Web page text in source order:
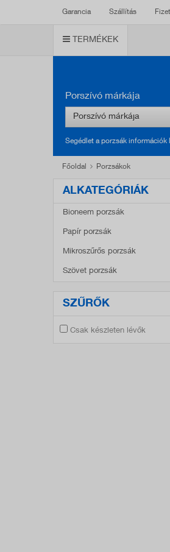
Garancia Szállítás
TERMÉKEK
Porszívó márkája
Porszívó márkája
Segédlet a porzsák információk
Főoldal Porzsákok
ALKATEGÓRIÁK
Bioneem porzsák
Papír porzsák
Mikroszűrős porzsák
Szövet porzsák
SZŰRŐK
Csak készleten lévők